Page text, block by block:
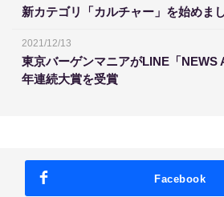
新カテゴリ「カルチャー」を始めま
2021/12/13
東京バーゲンマニアがLINE「NEWS
年連続大賞を受賞
Facebook